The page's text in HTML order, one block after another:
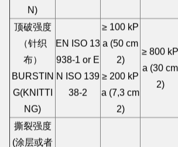
TH(WOVE
N)
顶破强度
（针织
布）
BURSTIN
G(KNITTI
NG)
EN ISO 13
938-1 or E
N ISO 139
≥ 100 kP
a (50 cm
2)
≥ 200 kP
a (7,3 cm
2)
≥ 800 kP
a (30 cm
撕裂强度